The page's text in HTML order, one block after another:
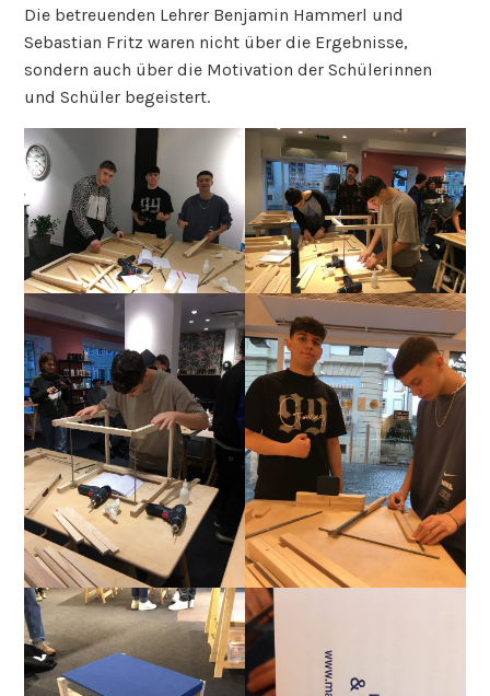
Die betreuenden Lehrer Benjamin Hammerl und
Sebastian Fritz waren nicht über die Ergebnisse,
sondern auch über die Motivation der Schülerinnen
und Schüler begeistert.